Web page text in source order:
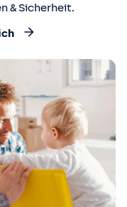
& Sicherheit.